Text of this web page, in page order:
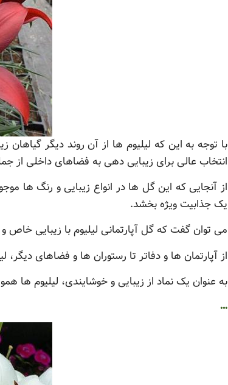
با توجه به این که لیلیوم ها از آن روند دیگر
انتخاب عالی برای زیبایی دهی به فضاهای داخلی از
از آنجایی که این گل ها در انواع زیبایی و رنگ ها
یک جذابیت ویژه بخشد.
می توان گفت که گل آپارتمانی لیلیوم با زیبایی
از آپارتمان ها و دفاتر تا رستوران ها و فضاهای
به عنوان یک نماد از زیبایی و خوشایندی، لیلیوم ها
…